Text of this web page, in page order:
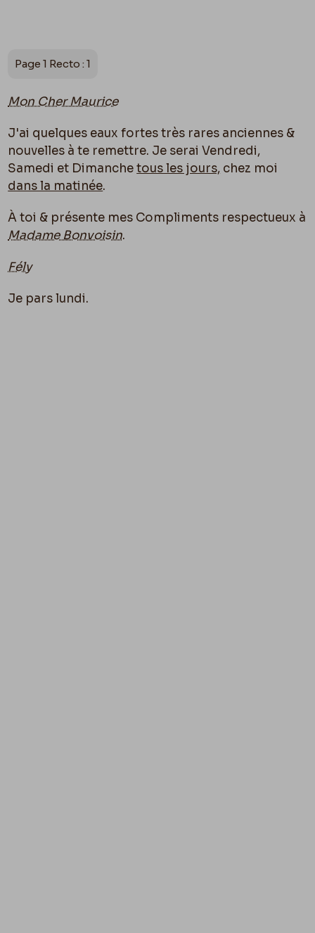
Page 1 Recto : 1
Mon Cher Maurice
J'ai quelques eaux fortes très rares anciennes &
nouvelles à te remettre. Je serai Vendredi,
Samedi et Dimanchetous les jours, chez moi
dans la matinée.
À toi & présente mes Compliments respectueux à
Madame Bonvoisin.
Fély
Je pars lundi.